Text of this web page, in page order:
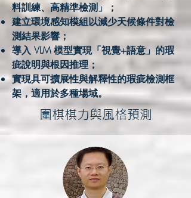
料訓練、高精準檢測」；
建立環境感知模組以減少天候條件對檢
測結果影響；
導入 VLM 模型實現「視覺+語意」的瑕
疵說明與根因推理；
實現具可擴展性與解釋性的瑕疵檢測框
架，適用於多種場域。
圍棋棋力與風格預測